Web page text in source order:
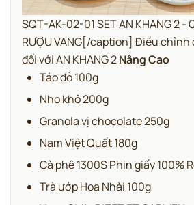
SQT-AK-02-01 SET AN KHANG 2 -
RƯỢU VANG[/caption] Điều chỉnh
đối với AN KHANG 2Nâng Cao
Táo đỏ 100g
Nho khô 200g
Granola vị chocolate 250g
Nam Việt Quất 180g
Cà phê 1300S Phin giấy 100%
Trà ướp Hoa Nhài 100g